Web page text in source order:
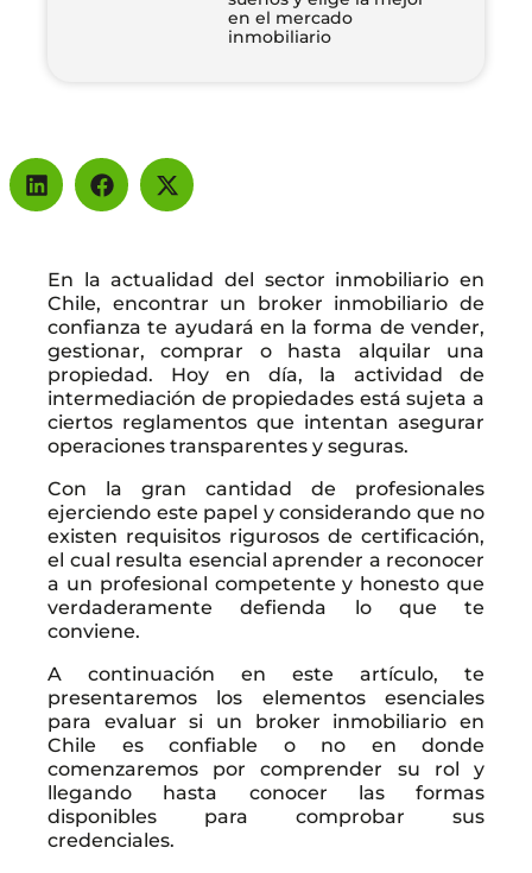
en el mercado
inmobiliario
En la actualidad del sector inmobiliario en
Chile, encontrar un broker inmobiliario de
confianza te ayudará en la forma de vender,
gestionar, comprar o hasta alquilar una
propiedad. Hoy en día, la actividad de
intermediación de propiedades está sujeta a
ciertos reglamentos que intentan asegurar
operaciones transparentes y seguras.
Con la gran cantidad de profesionales
ejerciendo este papel y considerando que no
existen requisitos rigurosos de certificación,
el cual resulta esencial aprender a reconocer
a un profesional competente y honesto que
verdaderamente defienda lo que te
conviene.
A continuación en este artículo, te
presentaremos los elementos esenciales
para evaluar si un broker inmobiliario en
Chile es confiable o no en donde
comenzaremos por comprender su rol y
llegando hasta conocer las formas
disponibles para comprobar sus
credenciales.